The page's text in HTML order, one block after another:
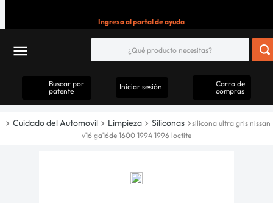
Ingresa al portal de ayuda
Buscar por
patente
Iniciar sesión
Carro de
compras
Cuidado del Automovil Limpieza Siliconas
silicona ultra gris nissan
v16 ga16de 1600 1994 1996 loctite